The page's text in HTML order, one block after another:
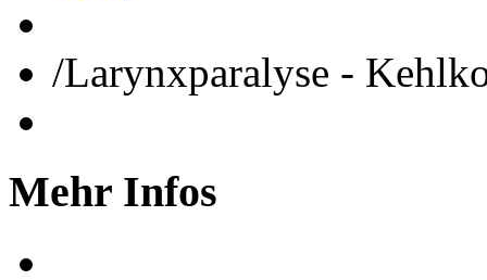
/Larynxparalyse -
Mehr Infos